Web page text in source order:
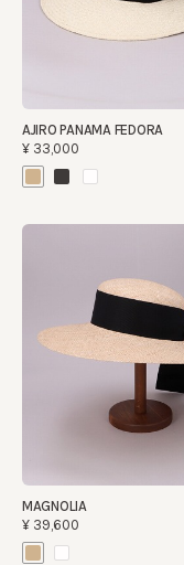
AJIRO PANAMA FEDORA
¥33,000
MAGNOLIA
¥39,600